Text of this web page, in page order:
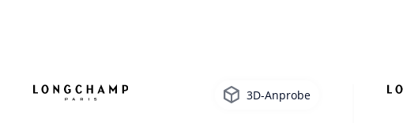
3D-Anprobe